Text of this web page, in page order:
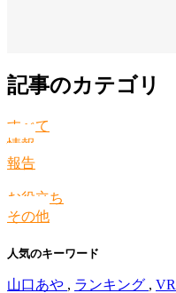
記事のカテゴリ
すべて
情報
報告
お役立ち
その他
人気のキーワード
山口あや , ランキング , VR